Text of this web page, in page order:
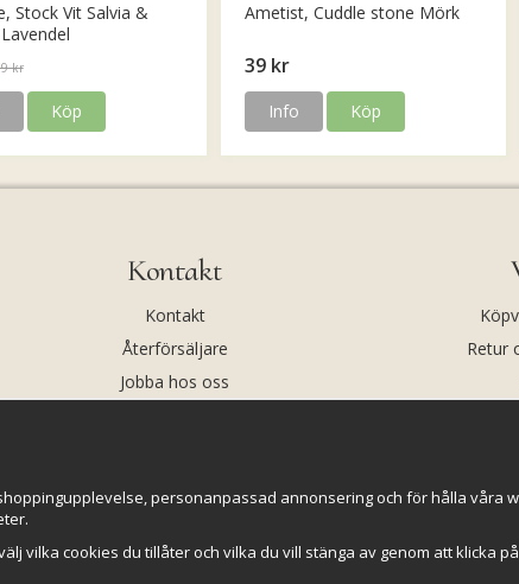
Stock Vit Salvia &
kr
Köp
Ametist, Cuddle stone Mörk
39 kr
Info Köp
Kontakt
Kontakt
Återförsäljare
Jobba hos oss
Retur
personanpassad annonsering och för hålla våra
vilka cookies du tillåter och vilka du vill stänga av genom att klicka